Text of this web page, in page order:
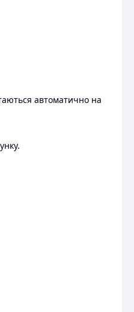
автоматично на